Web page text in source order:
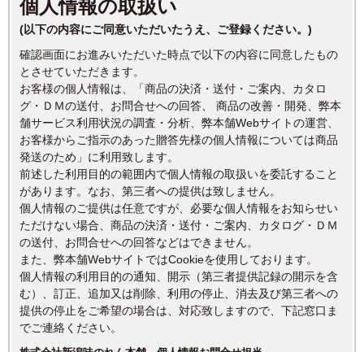
個人情報の取扱い
(以下の内容にご同意いただいたうえ、ご登録ください。)
確認画面にお進みいただいた時点で以下の内容に同意したもの
とさせていただきます。
お客様の個人情報は、「商品の決済・送付・ご案内、カタロ
グ・ＤＭの送付、お問合せへの回答、 商品の改善・開発、弊本
舗サービス利用状況の調査・分析、弊本舗Webサイトの運営、
お客様からご指示のあった贈答先様の個人情報については商品
発送のため」に利用致します。
前述した利用目的の範囲内で個人情報の取扱いを委託すること
があります。なお、第三者への提供は致しません。
個人情報のご提供は任意ですが、必要な個人情報をお知らせい
ただけない場合、商品の決済・送付・ご案内、カタログ・ＤＭ
の送付、お問合せへの回答などはできません。
また、弊本舗WebサイトではCookieを使用しております。
個人情報の利用目的の通知、開示（第三者提供記録の開示を含
む）、訂正、追加又は削除、利用の停止、消去及び第三者への
提供の停止をご希望の場合は、対応致しますので、下記窓口ま
でご連絡ください。